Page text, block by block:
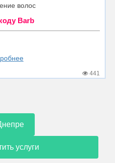
волос
Barb
441
услуги